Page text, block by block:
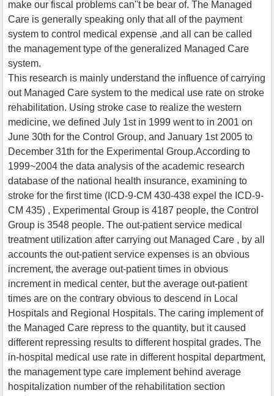
make our fiscal problems can''t be bear of. The Managed
Care is generally speaking only that all of the payment
system to control medical expense ,and all can be called
the management type of the generalized Managed Care
system.
This research is mainly understand the influence of carrying
out Managed Care system to the medical use rate on stroke
rehabilitation. Using stroke case to realize the western
medicine, we defined July 1st in 1999 went to in 2001 on
June 30th for the Control Group, and January 1st 2005 to
December 31th for the Experimental Group.According to
1999~2004 the data analysis of the academic research
database of the national health insurance, examining to
stroke for the first time (ICD-9-CM 430-438 expel the ICD-9-
CM 435) , Experimental Group is 4187 people, the Control
Group is 3548 people. The out-patient service medical
treatment utilization after carrying out Managed Care , by all
accounts the out-patient service expenses is an obvious
increment, the average out-patient times in obvious
increment in medical center, but the average out-patient
times are on the contrary obvious to descend in Local
Hospitals and Regional Hospitals. The caring implement of
the Managed Care repress to the quantity, but it caused
different repressing results to different hospital grades. The
in-hospital medical use rate in different hospital department,
the management type care implement behind average
hospitalization number of the rehabilitation section